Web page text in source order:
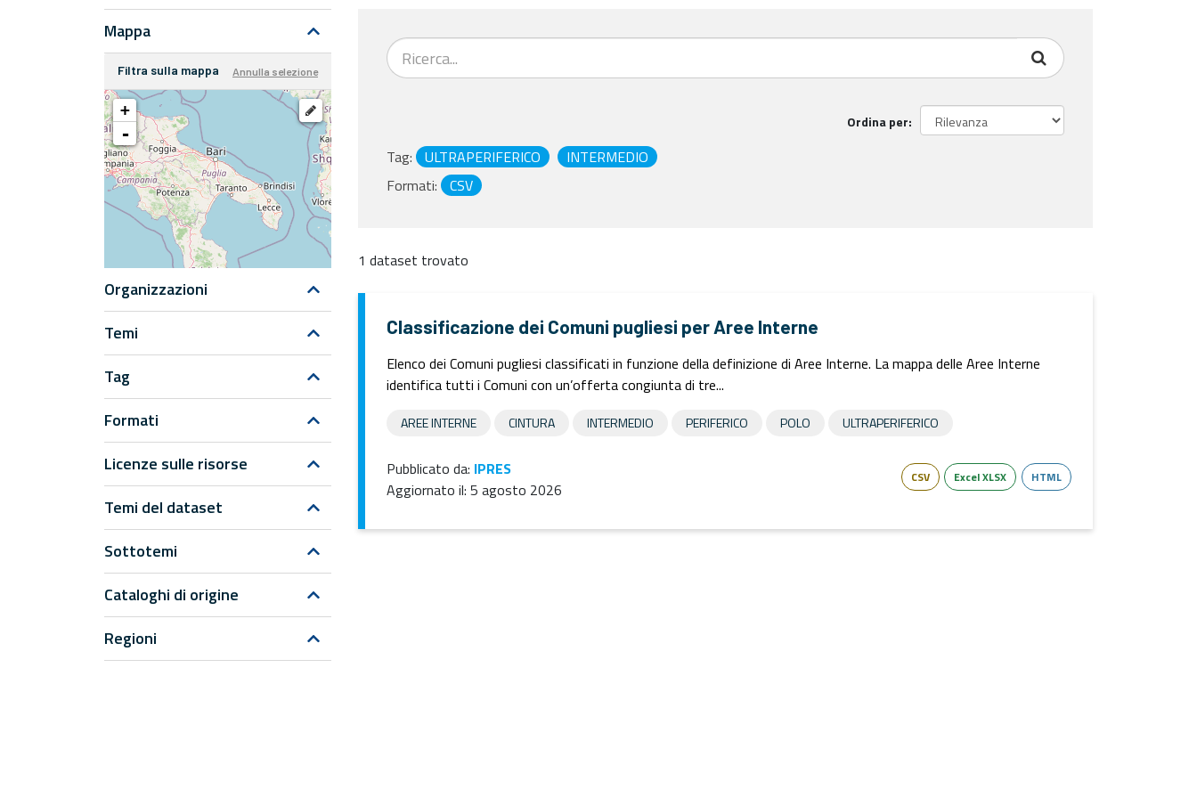
Mappa
Filtra sulla mappa Annulla selezione
+
-
Organizzazioni
Temi
Tag
Formati
Licenze sulle risorse
Temi del dataset
Sottotemi
Cataloghi di origine
Regioni
Ordina per
Tag: ULTRAPERIFERICO
INTERMEDIO
Formati:
CSV
1 dataset trovato
Classificazione dei Comuni pugliesi per Aree Interne
Elenco dei Comuni pugliesi classificati in funzione della definizione di Aree Interne. La mappa delle Aree Interne
identifica tutti i Comuni con un’offerta congiunta di tre...
AREE INTERNE CINTURA INTERMEDIO PERIFERICO POLO ULTRAPERIFERICO
Pubblicato da: IPRES
Aggiornato il: 5 agosto 2026
CSV Excel XLSX HTML